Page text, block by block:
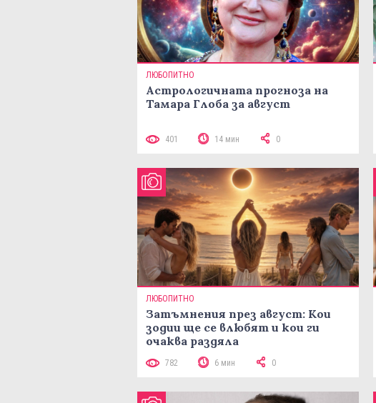
ЛЮБОПИТНО
Астрологичната прогноза на
Тамара Глоба за август
401 14 мин 0
ЛЮБОПИТНО
Затъмнения през август: Кои
зодии ще се влюбят и кои ги
очаква раздяла
782 6 мин 0